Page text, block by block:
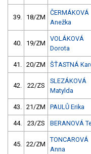
39. 18/ZM
ČERMÁKOVÁ
Anežka
40. 19/ZM
VOLÁKOVÁ
Dorota
41. 20/ZM ŠŤASTNÁ
42. 22/ZS
SLEZÁKOVÁ
Matylda
43. 21/ZM PAULŮ Erika
44. 23/ZS BERANOVÁ
45. 22/ZM
TONCAROVÁ
Anna